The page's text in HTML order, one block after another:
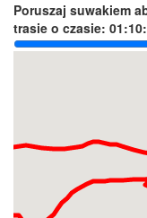
Poruszaj suwakiem
trasie o czasie: